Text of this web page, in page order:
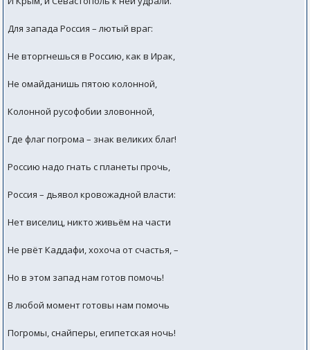
Для запада Россия – лютый враг:
Не вторгнешься в Россию, как в Ирак,
Не омайданишь пятою колонной,
Колонной русофобии зловонной,
Где флаг погрома – знак великих благ!
Россию надо гнать с планеты прочь,
Россия – дьявол кровожадной власти:
Нет виселиц, никто живьём на части
Не рвёт Каддафи, хохоча от счастья, –
Но в этом запад нам готов помочь!
В любой момент готовы нам помочь
Погромы, снайперы, египетская ночь!